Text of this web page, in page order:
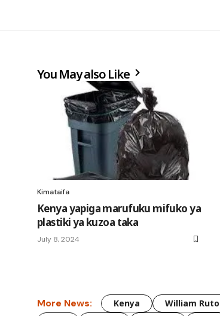
You May also Like
Kimataifa
Kenya yapiga marufuku mifuko ya
plastiki ya kuzoa taka
July 8, 2024
More News: Kenya William Ruto